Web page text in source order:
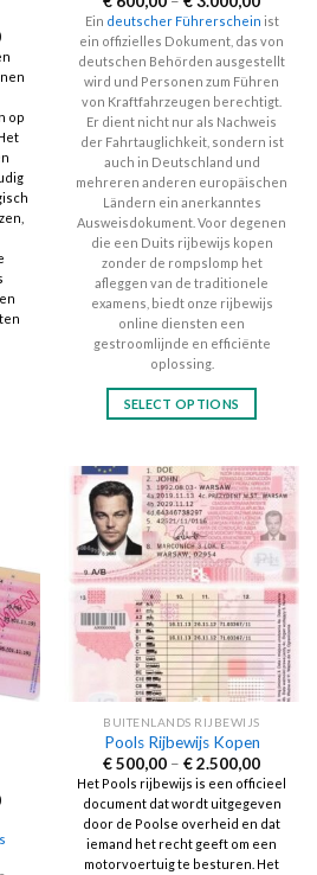
Price
range:
€ 500,00
through
op
range:
€
through
€
Ein deutscher Führerschein ist
ein offizielles Dokument, das von
deutschen Behörden ausgestellt
wird und Personen zum Führen
von Kraftfahrzeugen berechtigt.
Er dient nicht nur als Nachweis
der Fahrtauglichkeit, sondern ist
auch in Deutschland und
mehreren anderen europäischen
Ländern ein anerkanntes
Ausweisdokument. Voor degenen
die een Duits rijbewijs kopen
zonder de rompslomp het
afleggen van de traditionele
examens, biedt onze rijbewijs
online diensten een
gestroomlijnde en efficiënte
oplossing.
SELECT OPTIONS
has
multiple
variants.
The
options
may
be
chosen
on
the
product
page
Price
through
BUITENLANDS RIJBEWIJS
Pools Rijbewijs Kopen
€500,00 – €2.500,00Price
range:
€
through
€
Het Pools rijbewijs is een officieel
document dat wordt uitgegeven
door de Poolse overheid en dat
iemand het recht geeft om een
motorvoertuig te besturen. Het